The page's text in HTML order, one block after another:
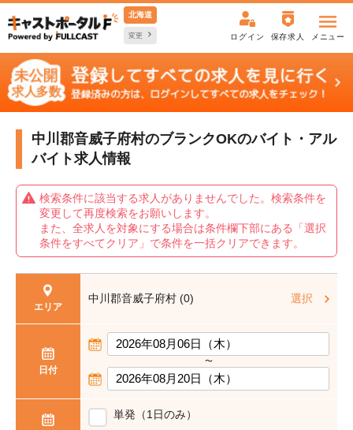
北海道
変更 ログイン 保存求人 メニュー
中川郡音威子府村のブランクOKのバイト・アル
バイト求人情報
検索条件に該当する求人がありませんでした。検索条件を
変更して再度検索をお願いします。
また、全求人を対象にする場合は条件欄下部にある「選択
条件をすべてクリア」で条件を一括クリアできます。
エリア
中川郡音威子府村 (0) 選択
日付
〜
単発（1日のみ）